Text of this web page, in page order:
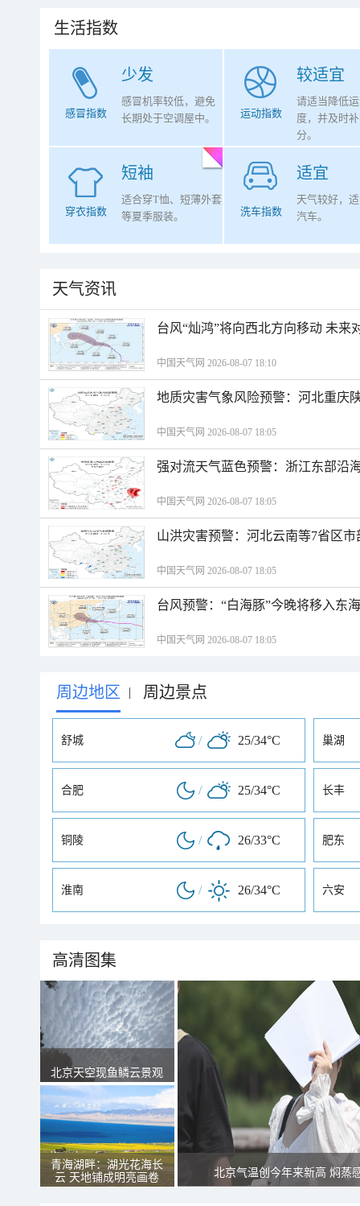
生活指数
少发
感冒指数
感冒机率较低，避免
长期处于空调屋中。
较适宜
运动指数
请适当降低
度，并及时
分。
短袖
穿衣指数
适合穿T恤、短薄外套
等夏季服装。
适宜
洗车指数
天气较好，
汽车。
天气资讯
台风“灿鸿”将向西北方向移动 未来
中国天气网 2026-08-07 18:10
地质灾害气象风险预警：河北重庆
中国天气网 2026-08-07 18:05
强对流天气蓝色预警：浙江东部沿
中国天气网 2026-08-07 18:05
山洪灾害预警：河北云南等7省区
中国天气网 2026-08-07 18:05
台风预警：“白海豚”今晚将移入东
中国天气网 2026-08-07 18:05
周边地区 | 周边景点
舒城 / 25/34°C 巢湖
合肥 / 25/34°C 长丰
铜陵 / 26/33°C 肥东
淮南 / 26/34°C 六安
高清图集
北京天空现鱼鳞云景观
青海湖畔：湖光花海长
云 天地铺成明亮画卷
北京气温创今年来新高 焖蒸